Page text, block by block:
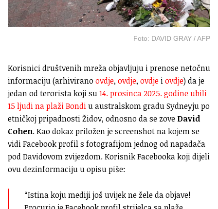
Foto: DAVID GRAY / AFP
Korisnici društvenih mreža objavljuju i prenose netočnu
informaciju (arhiviranoovdje, ovdje, ovdje iovdje) da je
jedan od terorista koji su14. prosinca 2025. godine ubili
15 ljudi na plaži Bondiu australskom gradu Sydneyju po
etničkoj pripadnosti Židov, odnosno da se zove David
Cohen. Kao dokaz priložen je screenshot na kojem se
vidi Facebook profil s fotografijom jednog od napadača
pod Davidovom zvijezdom. Korisnik Facebooka koji dijeli
ovu dezinformaciju u opisu piše:
“Istina koju mediji još uvijek ne žele da objave!